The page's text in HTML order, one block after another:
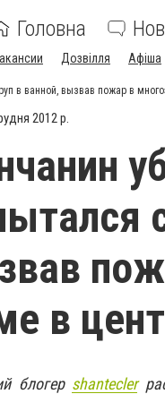
Головна
Дозвілля Афіша
в ванной, вызвав пожар в
2012 р.
в
блогер shantecler